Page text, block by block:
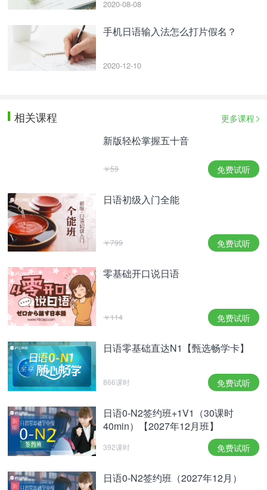
2020-08-08
手机日语输入法怎么打片假名？
2020-12-10
相关课程 更多课程
新版轻松掌握五十音
￥59 免费试听
日语初级入门全能
￥799 免费试听
零基础开口说日语
￥114 免费试听
日语零基础直达N1【甄选畅学卡】
866课时 免费试听
日语0-N2签约班+1V1（30课时
40min）【2027年12月班】
392课时 免费试听
日语0-N2签约班（2027年12月）